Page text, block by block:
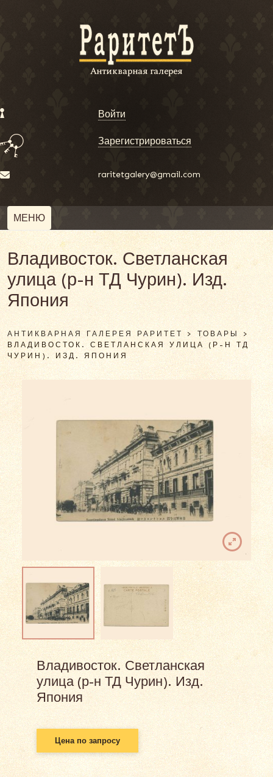
Войти
Зарегистрироваться
raritetgalery@gmail.com
МЕНЮ
Владивосток. Светланская
улица (р-н ТД Чурин). Изд.
Япония
АНТИКВАРНАЯ ГАЛЕРЕЯ РАРИТЕТ >ТОВАРЫ >
ВЛАДИВОСТОК. СВЕТЛАНСКАЯ УЛИЦА (Р-Н ТД
ЧУРИН). ИЗД. ЯПОНИЯ
Владивосток. Светланская
улица (р-н ТД Чурин). Изд.
Япония
Цена по запросу